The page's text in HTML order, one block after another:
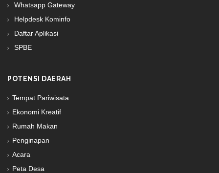
Whatsapp Gateway
Helpdesk Kominfo
Daftar Aplikasi
SPBE
POTENSI DAERAH
Tempat Pariwisata
Ekonomi Kreatif
Rumah Makan
Penginapan
Acara
Peta Desa